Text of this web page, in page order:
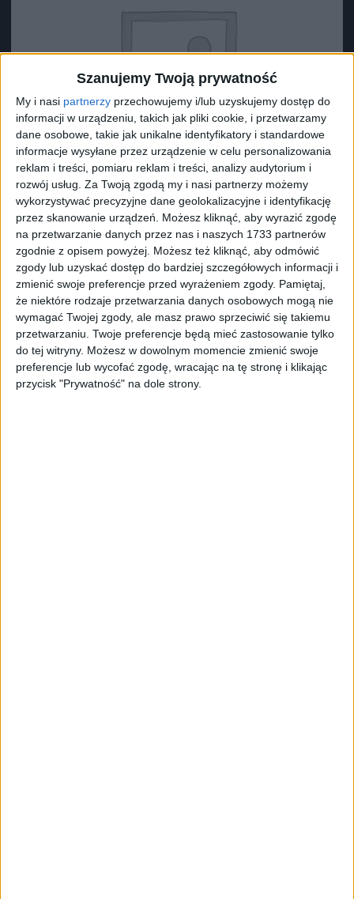
Szanujemy Twoją prywatność
My i nasi partnerzy przechowujemy i/lub uzyskujemy dostęp do
informacji w urządzeniu, takich jak pliki cookie, i przetwarzamy
dane osobowe, takie jak unikalne identyfikatory i standardowe
informacje wysyłane przez urządzenie w celu personalizowania
reklam i treści, pomiaru reklam i treści, analizy audytorium i
rozwój usług. Za Twoją zgodą my i nasi partnerzy możemy
wykorzystywać precyzyjne dane geolokalizacyjne i identyfikację
przez skanowanie urządzeń. Możesz kliknąć, aby wyrazić zgodę
na przetwarzanie danych przez nas i naszych 1733 partnerów
zgodnie z opisem powyżej. Możesz też kliknąć, aby odmówić
zgody lub uzyskać dostęp do bardziej szczegółowych informacji i
zmienić swoje preferencje przed wyrażeniem zgody. Pamiętaj,
że niektóre rodzaje przetwarzania danych osobowych mogą nie
wymagać Twojej zgody, ale masz prawo sprzeciwić się takiemu
przetwarzaniu. Twoje preferencje będą mieć zastosowanie tylko
do tej witryny. Możesz w dowolnym momencie zmienić swoje
preferencje lub wycofać zgodę, wracając na tę stronę i klikając
przycisk "Prywatność" na dole strony.
Surron Podkładka 1 (?34*?29*10)
8,73zł
ZOBACZ WIĘCEJ